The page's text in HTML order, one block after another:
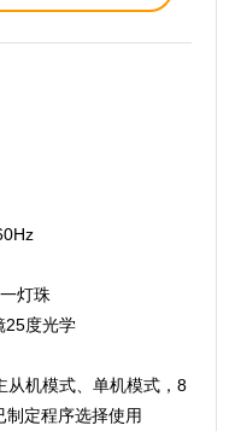
灯珠
25度光学
从机模式、单机模式，8
定程序选择使用